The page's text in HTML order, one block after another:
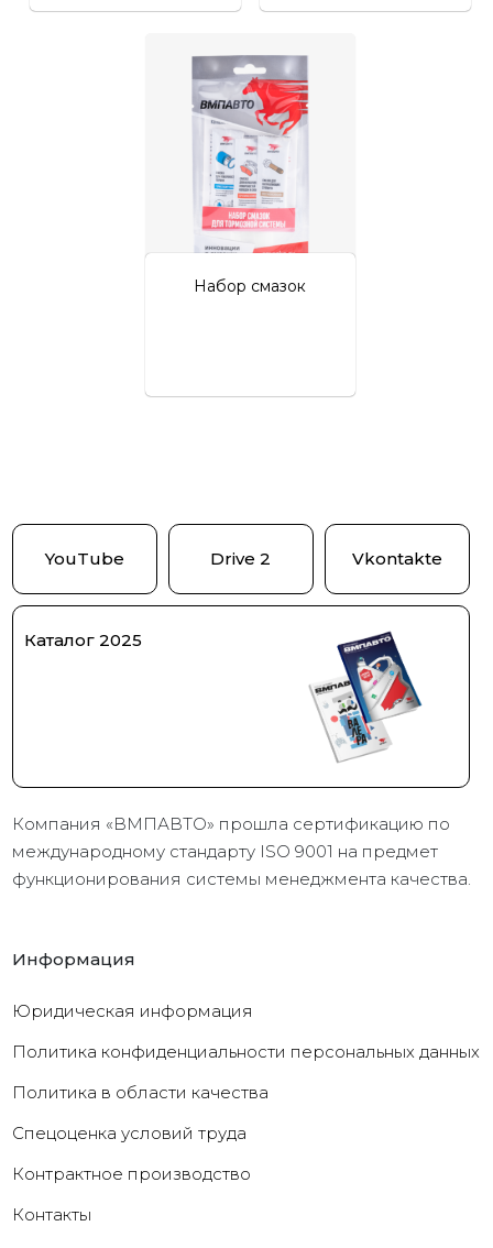
Набор смазок
YouTube Drive 2 Vkontakte
Каталог 2025
Компания «ВМПАВТО» прошла сертификацию по
международному стандарту ISO 9001 на предмет
функционирования системы менеджмента качества.
Информация
Юридическая информация
Политика конфиденциальности персональных данных
Политика в области качества
Cпецоценка условий труда
Контрактное производство
Контакты